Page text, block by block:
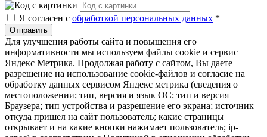
Я согласен с обработкой персональных данных *
Отправить
Для улучшения работы сайта и повышения его
информативности мы используем файлы cookie и сервис
Яндекс Метрика. Продолжая работу с сайтом, Вы даете
разрешение на использование cookie-файлов и согласие на
обработку данных сервисом Яндекс метрика (сведения о
местоположении; тип, версия и язык ОС; тип и версия
Браузера; тип устройства и разрешение его экрана; источник
откуда пришел на сайт пользователь; какие страницы
открывает и на какие кнопки нажимает пользователь; ip-